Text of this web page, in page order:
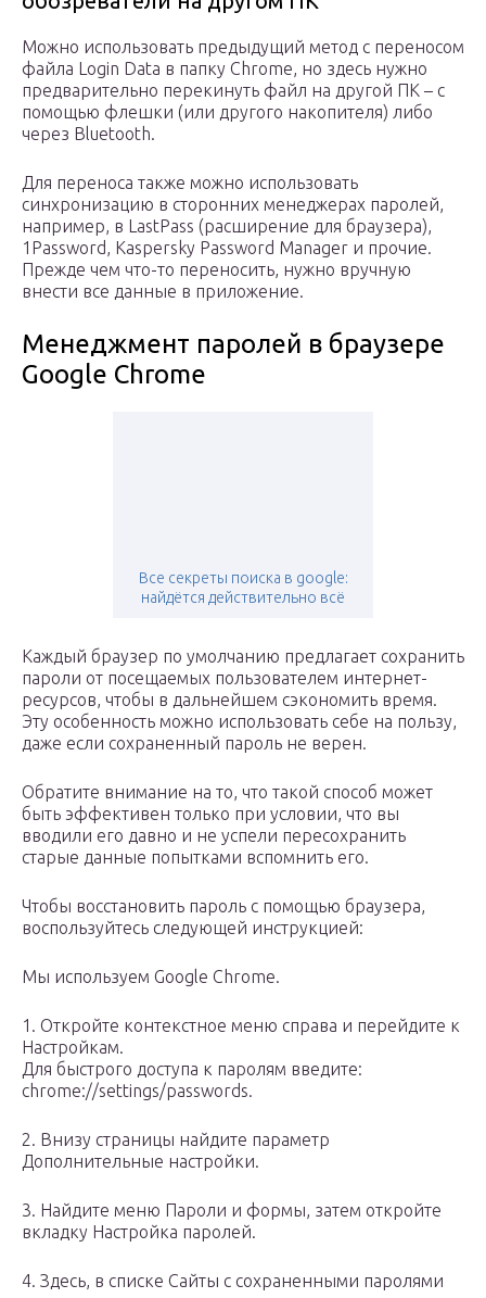
Можно использовать предыдущий метод с переносом
файла Login Data в папку Chrome, но здесь нужно
предварительно перекинуть файл на другой ПК – с
помощью флешки (или другого накопителя) либо
через Bluetooth.
Для переноса также можно использовать
синхронизацию в сторонних менеджерах паролей,
например, в LastPass (расширение для браузера),
1Password, Kaspersky Password Manager и прочие.
Прежде чем что-то переносить, нужно вручную
внести все данные в приложение.
Менеджмент паролей в браузере
Google Chrome
Все секреты поиска в google:
найдётся действительно всё
Каждый браузер по умолчанию предлагает сохранить
пароли от посещаемых пользователем интернет-
ресурсов, чтобы в дальнейшем сэкономить время.
Эту особенность можно использовать себе на пользу,
даже если сохраненный пароль не верен.
Обратите внимание на то, что такой способ может
быть эффективен только при условии, что вы
вводили его давно и не успели пересохранить
старые данные попытками вспомнить его.
Чтобы восстановить пароль с помощью браузера,
воспользуйтесь следующей инструкцией:
Мы используем Google Chrome.
1. Откройте контекстное меню справа и перейдите к
Настройкам.
Для быстрого доступа к паролям введите:
chrome://settings/passwords.
2. Внизу страницы найдите параметр
Дополнительные настройки.
3. Найдите меню Пароли и формы, затем откройте
вкладку Настройка паролей.
4. Здесь, в списке Сайты с сохраненными паролями